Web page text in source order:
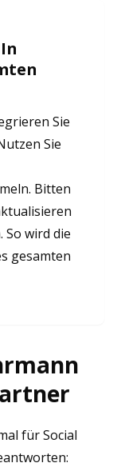
Sie
Sie
Bitten
So wird die
gesamten
für Social